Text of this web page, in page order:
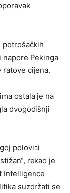
potrošačkih
napore Pekinga
ratove cijena.
ostala je na
dvogodišnji
polovici
rekao je
Intelligence
suzdržati se